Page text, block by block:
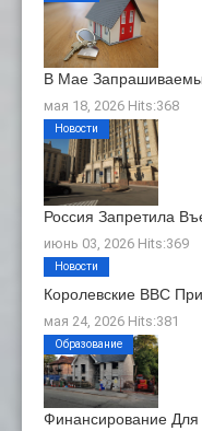
В Мае
мая 18, 2026 Hits:368
Россия Запретила
июнь 03, 2026 Hits:369
Новости
Королевские ВВС
мая 24, 2026 Hits:381
Новости
Финансирование
Образование